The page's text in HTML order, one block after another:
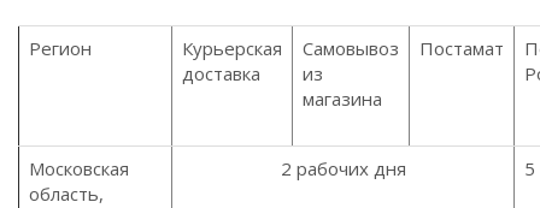
Регион
Курьерская
доставка
Самовывоз
из
магазина
Постамат
Московская
область,
2 рабочих дня